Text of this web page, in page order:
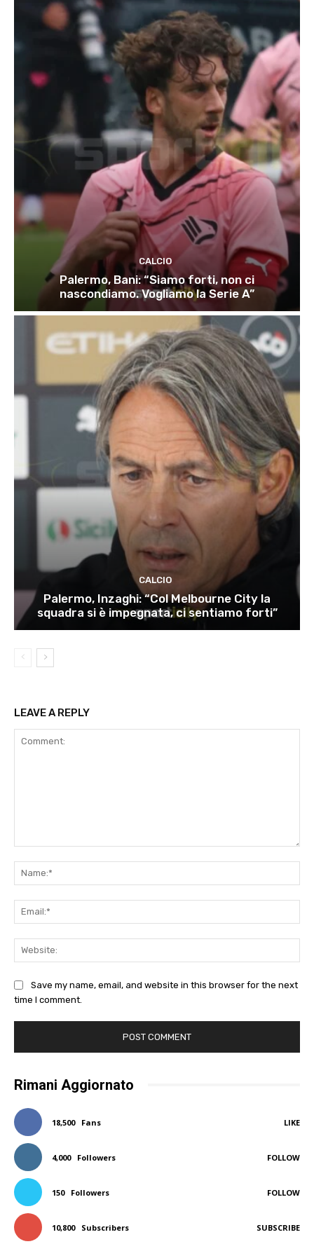
CALCIO
Palermo, Bani: “Siamo forti, non ci
nascondiamo. Vogliamo la Serie A”
CALCIO
Palermo, Inzaghi: “Col Melbourne City la
squadra si è impegnata, ci sentiamo forti”
LEAVE A REPLY
Save my name, email, and website in this browser for the next
time I comment.
Rimani Aggiornato
18,500 Fans LIKE
4,000 Followers FOLLOW
150 Followers FOLLOW
10,800 Subscribers SUBSCRIBE